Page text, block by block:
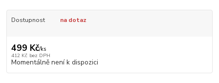
Dostupnost na dotaz
499 Kč/ks
412 Kč bez DPH
Momentálně není k dispozici